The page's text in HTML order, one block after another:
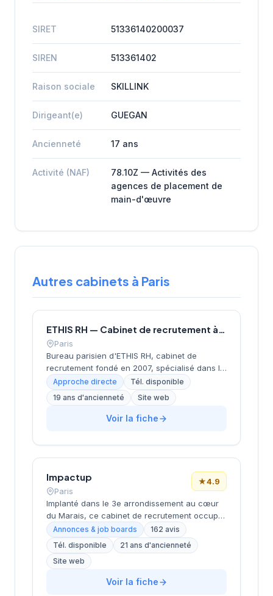
SIRET 51336140200037
SIREN 513361402
Raison sociale SKILLINK
Dirigeant(e) GUEGAN
Ancienneté 17 ans
Activité (NAF)
78.10Z — Activités des
agences de placement de
main-d'œuvre
Autres cabinets à Paris
ETHIS RH — Cabinet de recrutement à Paris
Paris
Bureau parisien d'ETHIS RH, cabinet de
recrutement fondé en 2007, spécialisé dans le
conseil en ressources humaines, le
recrutement de cadres et dirigeants, le
coaching et l'outplacement. Situé au 16 rue de
Monceau dans le 8e arrondissement de Paris,
Approche directe
Tél. disponible
19 ans d'ancienneté
Site web
Voir la fiche
Impactup
Paris
★4.9
Implanté dans le 3e arrondissement au cœur
du Marais, ce cabinet de recrutement occupe
l'immeuble WeWork Coeur Marais rue des
Archives. La structure accompagne les
entreprises dans leurs recrutements avec une
approche centrée sur l'adéquation entre
candidats et postes. L'équipe développe un
service personnalisé pour répondre aux
Annonces & job boards
162 avis
Tél. disponible
21 ans d'ancienneté
Site web
Voir la fiche